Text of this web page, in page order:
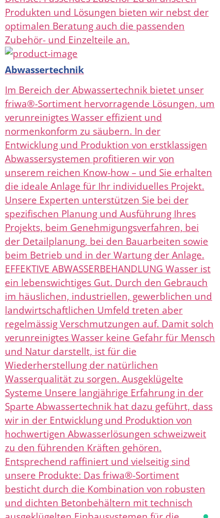
Produkten und Lösungen bieten wir nebst der
optimalen Beratung auch die passenden
Zubehör- und Einzelteile an.
Abwassertechnik
Im Bereich der Abwassertechnik bietet unser
friwa®-Sortiment hervorragende Lösungen, um
verunreinigtes Wasser effizient und
normenkonform zu säubern. In der
Entwicklung und Produktion von erstklassigen
Abwassersystemen profitieren wir von
unserem reichen Know-how – und Sie erhalten
die ideale Anlage für Ihr individuelles Projekt.
Unsere Experten unterstützen Sie bei der
spezifischen Planung und Ausführung Ihres
Projekts, beim Genehmigungsverfahren, bei
der Detailplanung, bei den Bauarbeiten sowie
beim Betrieb und in der Wartung der Anlage.
EFFEKTIVE ABWASSERBEHANDLUNG Wasser ist
ein lebenswichtiges Gut. Durch den Gebrauch
im häuslichen, industriellen, gewerblichen und
landwirtschaftlichen Umfeld treten aber
regelmässig Verschmutzungen auf. Damit solch
verunreinigtes Wasser keine Gefahr für Mensch
und Natur darstellt, ist für die
Wiederherstellung der natürlichen
Wasserqualität zu sorgen. Ausgeklügelte
Systeme Unsere langjährige Erfahrung in der
Sparte Abwassertechnik hat dazu geführt, dass
wir in der Entwicklung und Produktion von
hochwertigen Abwasserlösungen schweizweit
zu den führenden Kräften gehören.
Entsprechend raffiniert und vielseitig sind
unsere Produkte: Das friwa®-Sortiment
besticht durch die Kombination von robusten
und dichten Betonbehältern mit technisch